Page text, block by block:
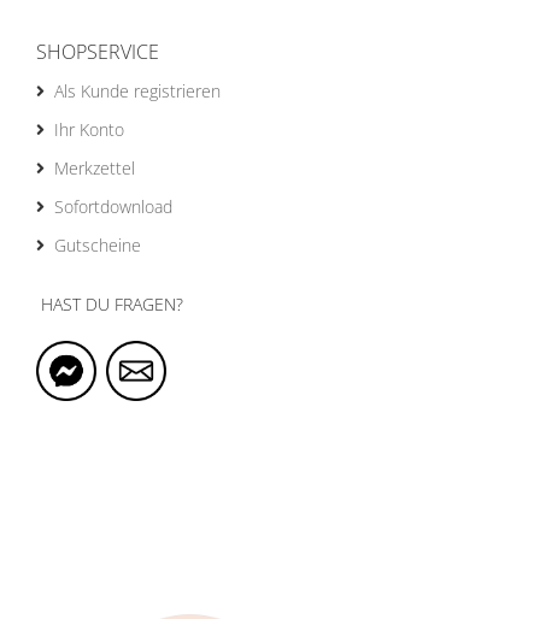
SHOPSERVICE
Als Kunde registrieren
Ihr Konto
Merkzettel
Sofortdownload
Gutscheine
HAST DU FRAGEN?